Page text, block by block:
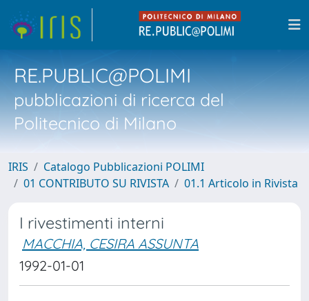
RE.PUBLIC@POLIMI
pubblicazioni di ricerca del
Politecnico di Milano
IRIS
Catalogo Pubblicazioni POLIMI
01 CONTRIBUTO SU RIVISTA
01.1 Articolo in Rivista
I rivestimenti interni
MACCHIA, CESIRA ASSUNTA
1992-01-01